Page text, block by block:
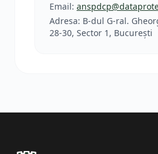
Email:
Adresa: B-dul G-ral.
28-30, Sector 1, București